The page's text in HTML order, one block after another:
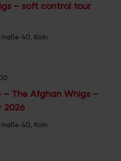
– soft control tour
40, Köln
– The Afghan Whigs –
2026
40, Köln